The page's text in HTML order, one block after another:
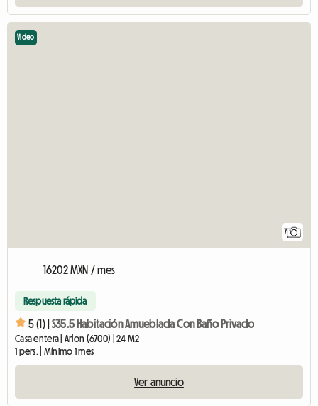
7
Video
16202 MXN / mes
Respuesta rápida
5 (1) | S35.5 Habitación Amueblada Con Baño Privado
Casa entera | Arlon (6700) | 24 M2
1 pers. | Mínimo 1 mes
Ver anuncio